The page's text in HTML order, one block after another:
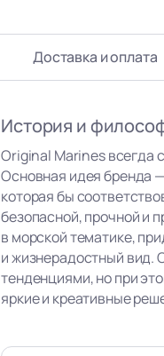
Доставка и оплата
История и
Original Marines всегда
Основная идея бренда
которая бы
безопасной, прочной и
в морской тематике,
и жизнерадостный вид.
тенденциями, но при
яркие и креативные